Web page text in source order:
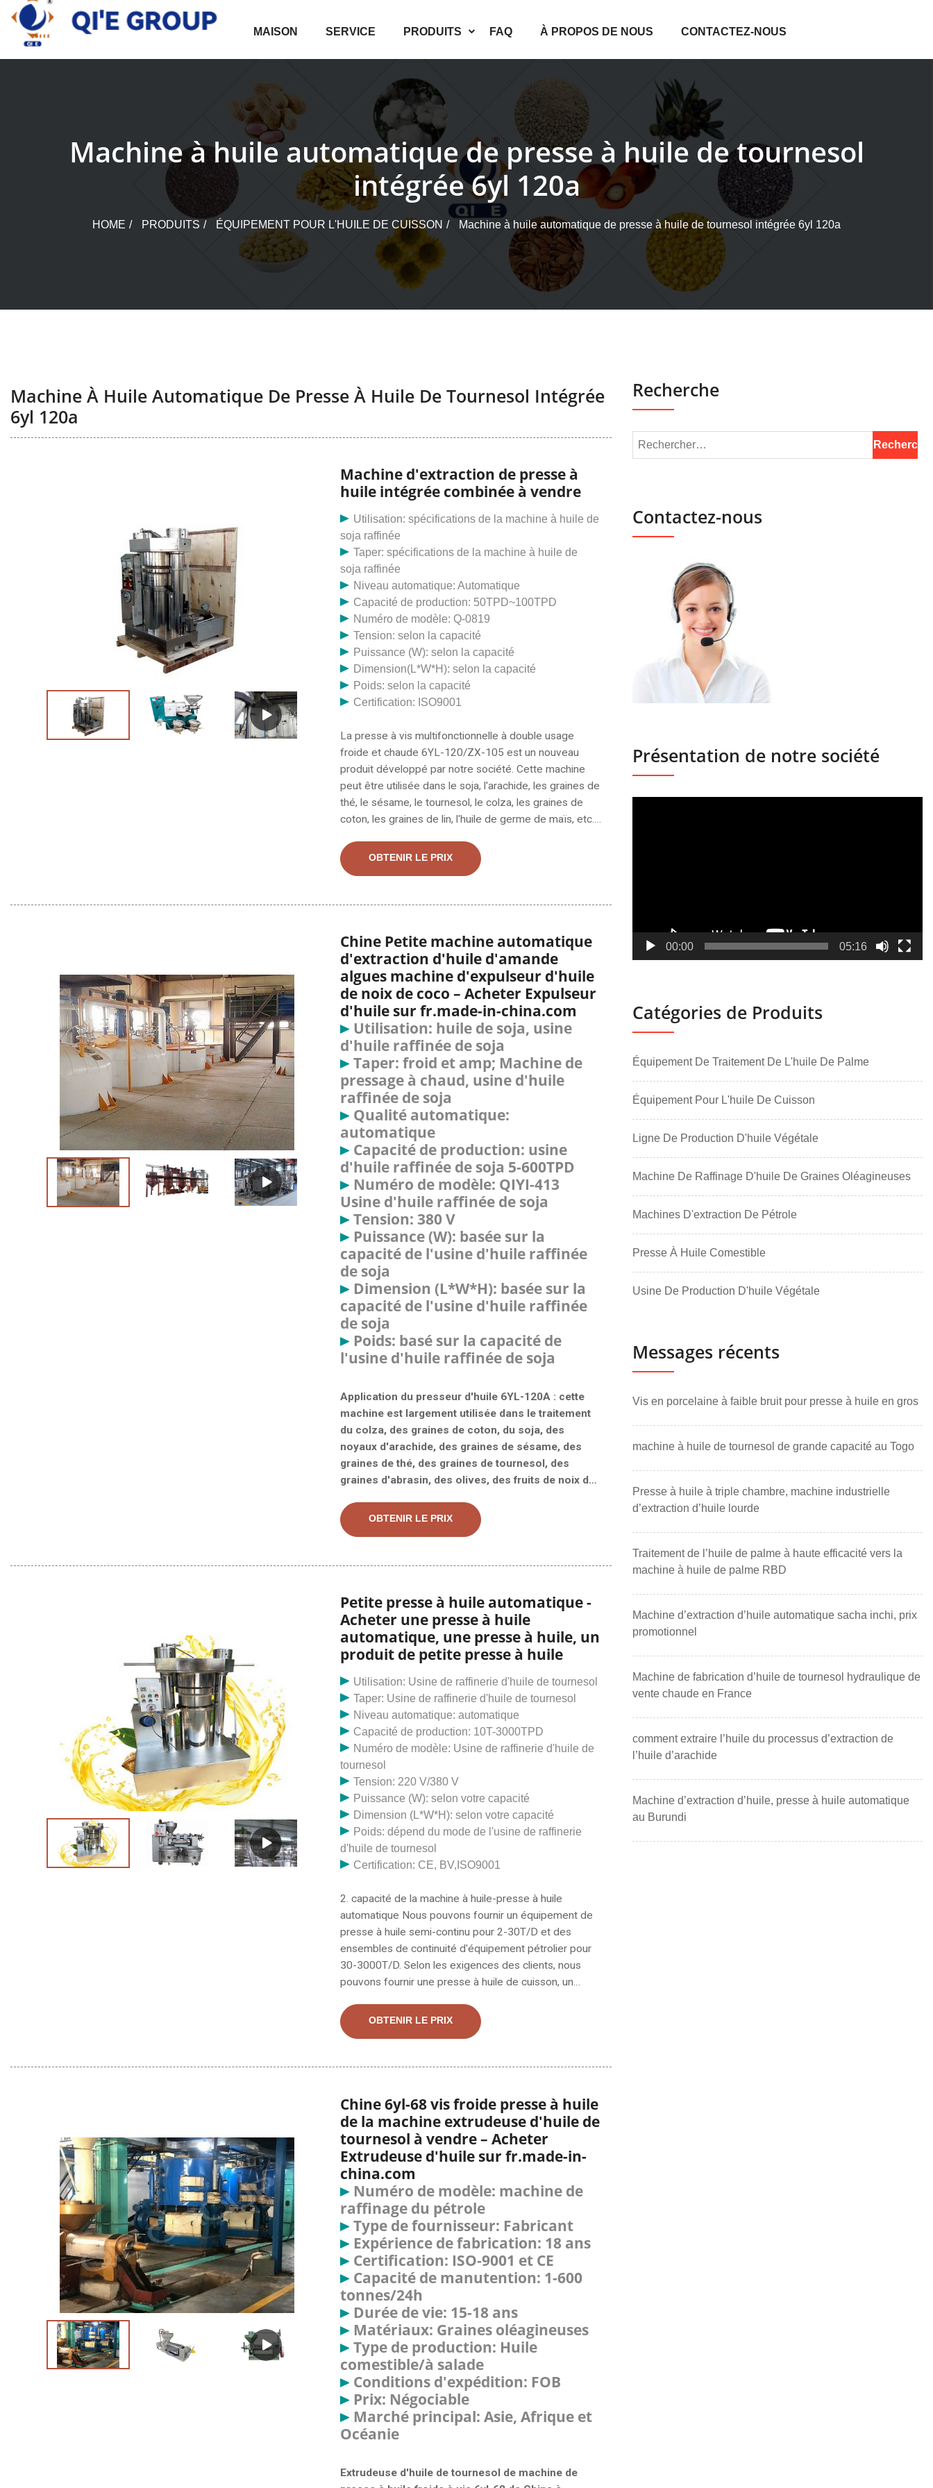
Skip
content
MAISON SERVICE PRODUITS FAQ À PROPOS DE NOUS CONTACTEZ-NOUS
Machine à huile automatique de presse à huile de tournesol
intégrée 6yl 120a
HOME PRODUITS ÉQUIPEMENT POUR L'HUILE DE CUISSON Machine à huile automatique de presse à huile de tournesol intégrée 6yl 120a
Machine À Huile Automatique De Presse À Huile De Tournesol Intégrée
6yl 120a
Machine d'extraction de presse à
huile intégrée combinée à vendre
Utilisation: spécifications de la machine à huile de
soja raffinée
Taper: spécifications de la machine à huile de
soja raffinée
Niveau automatique: Automatique
Capacité de production: 50TPD~100TPD
Numéro de modèle: Q-0819
Tension: selon la capacité
Puissance (W): selon la capacité
Dimension(L*W*H): selon la capacité
Poids: selon la capacité
Certification: ISO9001
La presse à vis multifonctionnelle à double usage
froide et chaude 6YL-120/ZX-105 est un nouveau
produit développé par notre société. Cette machine
peut être utilisée dans le soja, l'arachide, les graines de
thé, le sésame, le tournesol, le colza, les graines de
coton, les graines de lin, l'huile de germe de maïs, etc.
La presse à huile intégrée 6YL-120A est une machine
de traitement d'huile avancée. Elle se compose
huile à vis, élément chauffant, système de filtrage sous
OBTENIR LE PRIX
Chine Petite machine automatique
d'extraction d'huile d'amande
algues machine d'expulseur d'huile
de noix de coco – Acheter Expulseur
d'huile sur fr.made-in-china.com
Utilisation: huile de soja, usine
d'huile raffinée de soja
Taper: froid et amp; Machine de
pressage à chaud, usine d'huile
raffinée de soja
Qualité automatique:
automatique
Capacité de production: usine
d'huile raffinée de soja 5-600TPD
Numéro de modèle: QIYI-413
Usine d'huile raffinée de soja
Tension: 380 V
Puissance (W): basée sur la
capacité de l'usine d'huile raffinée
de soja
Dimension (L*W*H): basée sur la
capacité de l'usine d'huile raffinée
de soja
Poids: basé sur la capacité de
l'usine d'huile raffinée de soja
Application du presseur d'huile 6YL-120A : cette
machine est largement utilisée dans le traitement
du colza, des graines de coton, du soja, des
noyaux d'arachide, des graines de sésame, des
graines de thé, des graines de tournesol, des
graines d'abrasin, des olives, des fruits de noix de
également être utilisé. La presse à huile à vis
automatique est une machine composée qui peut
une structure compacte, un fonctionnement
de presse à huile entièrement automatique est une
nouvelle vis multifonctionnelle
OBTENIR LE PRIX
Petite presse à huile automatique -
Acheter une presse à huile
automatique, une presse à huile, un
produit de petite presse à huile
Utilisation: Usine de raffinerie d'huile de tournesol
Taper: Usine de raffinerie d'huile de tournesol
Niveau automatique: automatique
Capacité de production: 10T-3000TPD
Numéro de modèle: Usine de raffinerie d'huile de
tournesol
Tension: 220 V/380 V
Puissance (W): selon votre capacité
Dimension (L*W*H): selon votre capacité
Poids: dépend du mode de l'usine de raffinerie
d'huile de tournesol
Certification: CE, BV,ISO9001
2. capacité de la machine à huile-presse à huile
automatique Nous pouvons fournir un équipement de
presse à huile semi-continu pour 2-30T/D et des
ensembles de continuité d'équipement pétrolier pour
30-3000T/D. Selon les exigences des clients, nous
pouvons fournir une presse à huile de cuisson, un
soja, le jatropha, les arachides, le sésame, le colza, les
graines de coton, les graines de tournesol et les olives.
de plantes oléagineuses, le son de riz, le germe de
OBTENIR LE PRIX
Chine 6yl-68 vis froide presse à huile
de la machine extrudeuse d'huile de
tournesol à vendre – Acheter
Extrudeuse d'huile sur fr.made-in-
china.com
Numéro de modèle: machine de
raffinage du pétrole
Type de fournisseur: Fabricant
Expérience de fabrication: 18 ans
Certification: ISO-9001 et CE
Capacité de manutention: 1-600
tonnes/24h
Durée de vie: 15-18 ans
Matériaux: Graines oléagineuses
Type de production: Huile
comestible/à salade
Conditions d'expédition: FOB
Prix: Négociable
Marché principal: Asie, Afrique et
Océanie
Extrudeuse d'huile de tournesol de machine de
Recherche
Contactez-nous
Présentation de notre société
00:00 05:16
Catégories de Produits
Équipement De Traitement De L'huile De Palme
Équipement Pour L'huile De Cuisson
Ligne De Production D'huile Végétale
Machine De Raffinage D'huile De Graines Oléagineuses
Machines D'extraction De Pétrole
Presse À Huile Comestible
Usine De Production D'huile Végétale
Messages récents
Vis en porcelaine à faible bruit pour presse à huile en gros
machine à huile de tournesol de grande capacité au Togo
Presse à huile à triple chambre, machine industrielle
d’extraction d’huile lourde
Traitement de l’huile de palme à haute efficacité vers la
machine à huile de palme RBD
Machine d’extraction d’huile automatique sacha inchi, prix
promotionnel
Machine de fabrication d’huile de tournesol hydraulique de
vente chaude en France
comment extraire l’huile du processus d’extraction de
l’huile d’arachide
Machine d’extraction d’huile, presse à huile automatique
au Burundi